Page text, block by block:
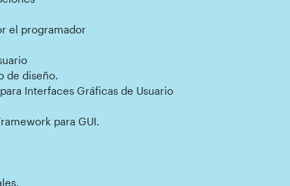
el programador
de diseño.
Interfaces Gráficas de Usuario
para GUI.